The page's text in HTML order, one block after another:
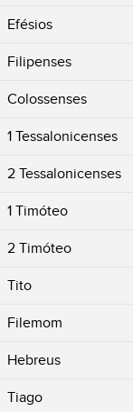
Efésios
Filipenses
Colossenses
1 Tessalonicenses
2 Tessalonicenses
1 Timóteo
2 Timóteo
Tito
Filemom
Hebreus
Tiago